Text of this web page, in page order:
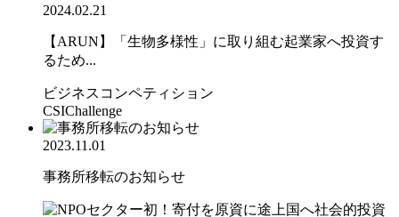
2024.02.21
【ARUN】「生物多様性」に取り組む起業家へ投資す
るため...
ビジネスコンペティション
CSIChallenge
2023.11.01
事務所移転のお知らせ